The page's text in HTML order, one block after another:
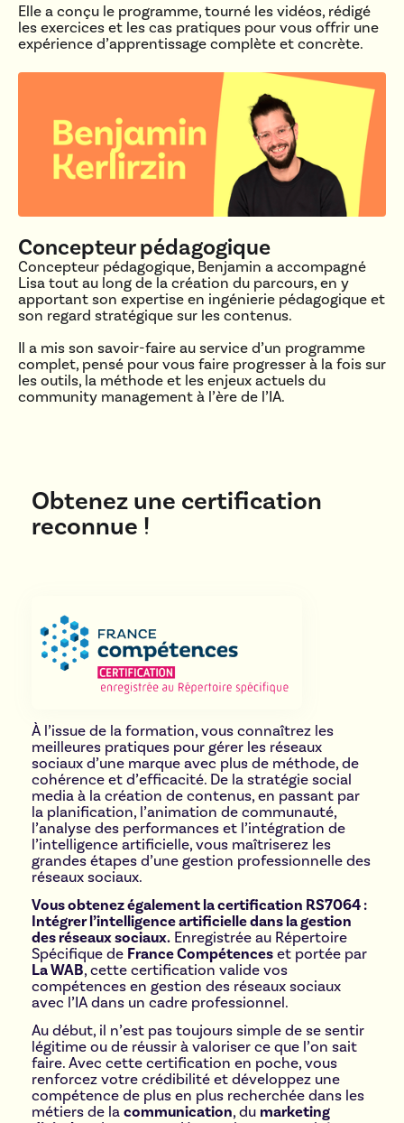
Elle a conçu le programme, tourné les vidéos, rédigé
les exercices et les cas pratiques pour vous offrir une
expérience d’apprentissage complète et concrète.
Concepteur pédagogique
Concepteur pédagogique, Benjamin a accompagné
Lisa tout au long de la création du parcours, en y
apportant son expertise en ingénierie pédagogique et
son regard stratégique sur les contenus.
Il a mis son savoir-faire au service d’un programme
complet, pensé pour vous faire progresser à la fois sur
les outils, la méthode et les enjeux actuels du
community management à l’ère de l’IA.
Obtenez une certification
reconnue !
À l’issue de la formation, vous connaîtrez les
meilleures pratiques pour gérer les réseaux
sociaux d’une marque avec plus de méthode, de
cohérence et d’efficacité. De la stratégie social
media à la création de contenus, en passant par
la planification, l’animation de communauté,
l’analyse des performances et l’intégration de
l’intelligence artificielle, vous maîtriserez les
grandes étapes d’une gestion professionnelle des
réseaux sociaux.
Vous obtenez également la certification RS7064 :
Intégrer l’intelligence artificielle dans la gestion
des réseaux sociaux. Enregistrée au Répertoire
Spécifique de France Compétences et portée par
La WAB, cette certification valide vos
compétences en gestion des réseaux sociaux
avec l’IA dans un cadre professionnel.
Au début, il n’est pas toujours simple de se sentir
légitime ou de réussir à valoriser ce que l’on sait
faire. Avec cette certification en poche, vous
renforcez votre crédibilité et développez une
compétence de plus en plus recherchée dans les
métiers de la communication , du marketing